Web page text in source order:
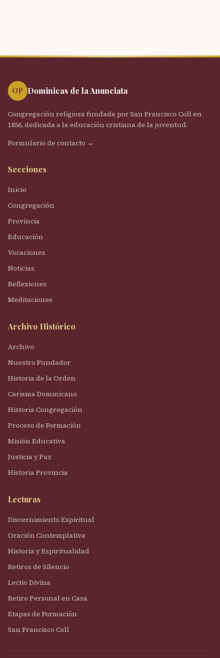
OP Dominicas de la Anunciata
Congregación religiosa fundada por San Francisco Coll en
1856, dedicada a la educación cristiana de la juventud.
Formulario de contacto →
Secciones
Inicio
Congregación
Provincia
Educación
Vocaciones
Noticias
Reflexiones
Meditaciones
Archivo Histórico
Archivo
Nuestro Fundador
Historia de la Orden
Carisma Dominicano
Historia Congregación
Proceso de Formación
Misión Educativa
Justicia y Paz
Historia Provincia
Lecturas
Discernimiento Espiritual
Oración Contemplativa
Historia y Espiritualidad
Retiros de Silencio
Lectio Divina
Retiro Personal en Casa
Etapas de Formación
San Francisco Coll